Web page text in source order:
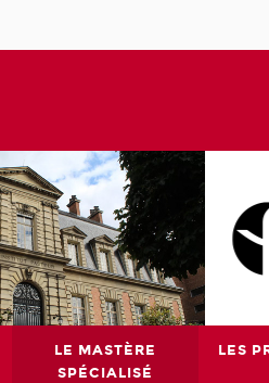
LE MASTÈRE
SPÉCIALISÉ
LES